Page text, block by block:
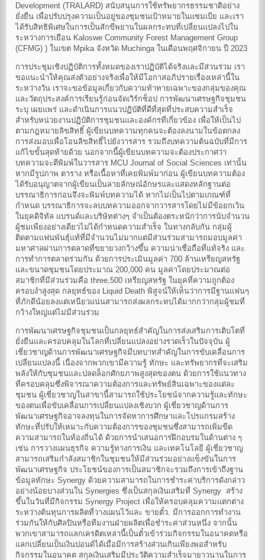
Development (TRALARD) สนับสนุนการใช้ทรัพยากรธรรมชาติอย่าง
ยั่งยืน เพื่อปรับปรุงความเป็นอยู่ของชุมชนเป้าหมายในแซมเบีย และเรา
ได้รับสิทธิพิเศษในการเป็นสักขีพยานในผลกระทบที่เปลี่ยนแปลงไปใน
ระหว่างการเยือน Kaloswe Community Forest Management Group
(CFMG) ) ในเขต Mpika จังหวัด Muchinga ในเดือนพฤศจิกายน ปี 2023
การประชุมเชิงปฏิบัติการทั้งหมดของเราปฏิบัติได้จริงและมีส่วนร่วม เรา
ขอแนะนำให้คุณส่งตัวอย่างจริงเพื่อให้มีโอกาสอภิปรายเรื่องเหล่านี้ใน
ระหว่างวัน เราจะขอข้อมูลเกี่ยวกับความท้าทายเฉพาะของกลุ่มของคุณ
และวัตถุประสงค์การเรียนรู้ก่อนจัดเวิร์กช็อป การพัฒนาเศรษฐกิจชุมชน
ระบุ เผยแพร่ และดำเนินการแนวปฏิบัติที่ดีที่สุดที่ประสบความสำเร็จ
สำหรับหน่วยงานปฏิบัติการชุมชนและองค์กรที่เกี่ยวข้อง เพื่อให้เป็นไป
ตามกฎหมายลิขสิทธิ์ ผู้เขียนบทความทุกคนจะต้องลงนามในข้อตกลง
การส่งมอบเพื่อโอนลิขสิทธิ์ไปยังวารสาร รวมถึงบทความต้นฉบับที่มีการ
แก้ไขขั้นสุดท้ายด้วย นอกจากนี้ผู้เขียนบทความจะต้องประกาศว่า
บทความจะตีพิมพ์ในวารสาร MCU Journal of Social Sciences เท่านั้น
หากมีรูปภาพ ตาราง หรือเนื้อหาที่เคยพิมพ์มาก่อน ผู้เขียนบทความต้อง
ได้รับอนุญาตจากผู้เขียนเป็นลายลักษณ์อักษรและแสดงหลักฐานต่อ
บรรณาธิการก่อนจึงจะพิมพ์บทความได้ หากไม่เป็นไปตามเกณฑ์ที่
กำหนด บรรณาธิการจะลบบทความออกจากวารสารโดยไม่มีข้อยกเว้น
ในยุคดิจิทัล แบรนด์และบริษัทต่างๆ จำเป็นต้องตระหนักว่าการนับจำนวน
ผู้ชมเพียงอย่างเดียวไม่ได้กำหนดความสำเร็จ ในทางกลับกัน กลุ่มผู้
ติดตามแฟนพันธุ์แท้ที่มีจำนวนไม่มากแต่มีส่วนร่วมสามารถมอบมูลค่า
มหาศาลผ่านการตลาดที่ขยายวงกว้างขึ้น ความน่าเชื่อถือที่แท้จริง และ
การทำการตลาดร่วมกัน ด้วยการประเมินมูลค่า 700 ล้านเหรียญสหรัฐ
และขนาดชุมชนโดยประมาณ 200,000 คน มูลค่าโดยประมาณต่อ
สมาชิกที่มีส่วนร่วมคือ three,500 เหรียญสหรัฐ ในยุคที่ความถูกต้อง
ครอบงำสูงสุด กลยุทธ์ของ Liquid Death พิสูจน์ให้เห็นว่าการมีฐานแฟนๆ
ที่ภักดีน้อยลงแต่เหนียวแน่นสามารถส่งผลกระทบได้มากกว่ากลุ่มผู้ชมที่
กว้างใหญ่แต่ไม่มีส่วนร่วม
การพัฒนาเศรษฐกิจชุมชนเป็นกลยุทธ์สำคัญในการส่งเสริมการเติบโตที่
ยั่งยืนและครอบคลุมในโลกที่เปลี่ยนแปลงอย่างรวดเร็วในปัจจุบัน ผู้
เชี่ยวชาญด้านการพัฒนาเศรษฐกิจมีบทบาทสำคัญในการขับเคลื่อนการ
เปลี่ยนแปลงนี้ เนื่องจากพวกเขามีความรู้ ทักษะ และทรัพยากรที่จะเสริม
พลังให้กับชุมชนและปลดล็อกศักยภาพสูงสุดของตน ด้วยการใช้แนวทาง
ที่ครอบคลุมซึ่งพิจารณาความต้องการและทรัพย์สินเฉพาะของแต่ละ
ชุมชน ผู้เชี่ยวชาญในสาขานี้สามารถใช้ประโยชน์จากความรู้และทักษะ
ของตนเพื่อขับเคลื่อนการเปลี่ยนแปลงเชิงบวก ผู้เชี่ยวชาญด้านการ
พัฒนาเศรษฐกิจอาจลงทุนในการจัดหาการศึกษาและโปรแกรมสร้าง
ทักษะที่ปรับให้เหมาะกับความต้องการของชุมชนซึ่งสามารถเพิ่มขีด
ความสามารถในท้องถิ่นได้ ด้วยการนำเสนอการฝึกอบรมในด้านต่าง ๆ
เช่น การวางแผนธุรกิจ ความรู้ทางการเงิน และเทคโนโลยี ผู้เชี่ยวชาญ
สามารถเสริมกำลังสมาชิกในชุมชนให้มีส่วนร่วมอย่างแข็งขันในการ
พัฒนาเศรษฐกิจ ประโยชน์ของการเป็นสมาชิกจะรวมถึงการเข้าถึงฐาน
ข้อมูลทักษะ Synergy ด้วยความสามารถในการชำระค่าบริการดังกล่าว
อย่างน้อยบางส่วนใน Synergies ซึ่งเป็นสกุลเงินเสริมที่ Synergy สร้าง
ขึ้นในวันที่มีกิจกรรม Synergy Project เพื่อให้ครอบคลุมความแตกต่าง
ระหว่างต้นทุนการผลิตที่วางแผนไว้และ ขายตั๋ว. มีการออกการทำงาน
ร่วมกันให้กับศิลปินหรือทีมงานฝ่ายผลิตเพื่อชำระค่าส่วนหนึ่ง จากนั้น
พวกเขาสามารถแลกเครดิตเหล่านี้เป็นตั๋วเข้าร่วมกิจกรรมในอนาคตหรือ
แลกเปลี่ยนเป็นเงินปอนด์ได้เมื่อมีการสร้างส่วนเกินเพียงพอสำหรับ
กิจกรรมในอนาคต สกุลเงินเสริมมีประวัติความสำเร็จมายาวนานในการ